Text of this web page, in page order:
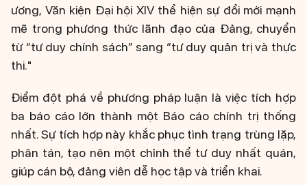
ương, Văn kiện Đại hội XIV thể hiện sự đổi mới mạnh
mẽ trong phương thức lãnh đạo của Đảng, chuyển
từ “tư duy chính sách” sang “tư duy quản trị và thực
thi."
Điểm đột phá về phương pháp luận là việc tích hợp
ba báo cáo lớn thành một Báo cáo chính trị thống
nhất. Sự tích hợp này khắc phục tình trạng trùng lặp,
phân tán, tạo nên một chỉnh thể tư duy nhất quán,
giúp cán bộ, đảng viên dễ học tập và triển khai.